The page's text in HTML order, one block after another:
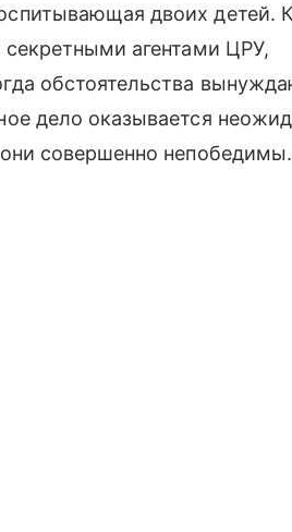
двоих детей.
секретными агентами ЦРУ,
обстоятельства
дело оказывается
совершенно непобедимы.